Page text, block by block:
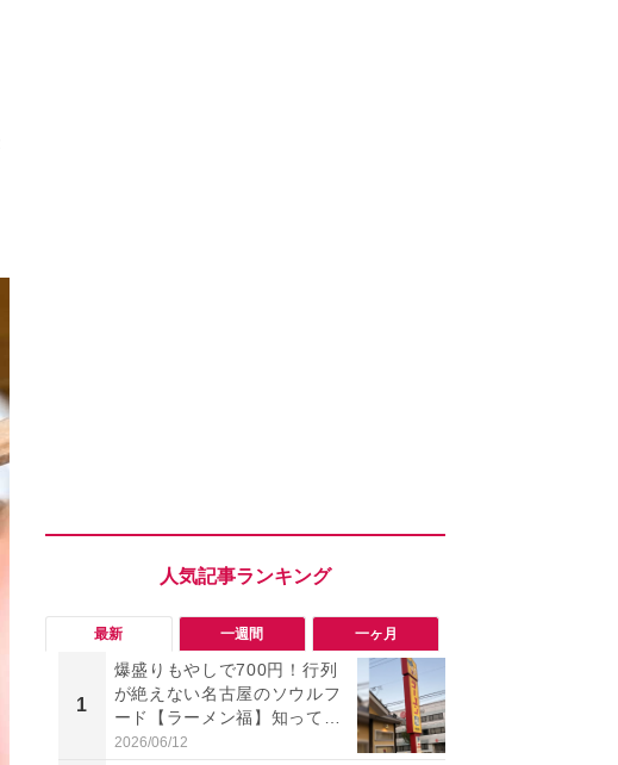
最新 一週間 一ヶ月
1
爆盛りもやしで700円！行列
が絶えない名古屋のソウルフ
ード【ラーメン福】知って
る？
2026/06/12